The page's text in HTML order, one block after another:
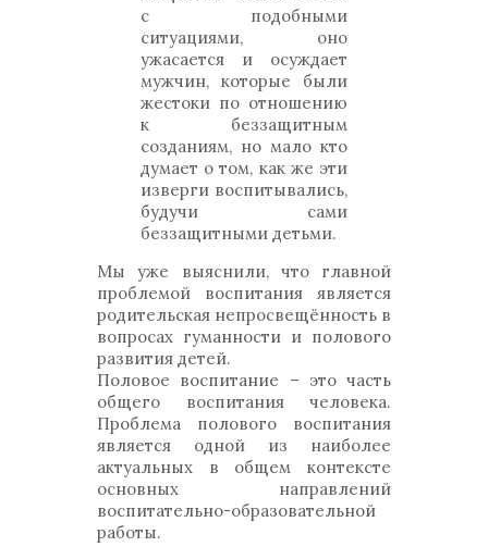
с подобными
ситуациями, оно
ужасается и осуждает
мужчин, которые были
жестоки по отношению
к беззащитным
созданиям, но мало кто
думает о том, как же эти
изверги воспитывались,
будучи сами
беззащитными детьми.
Мы уже выяснили, что главной
проблемой воспитания является
родительская непросвещённость в
вопросах гуманности и полового
развития детей.
Половое воспитание – это часть
общего воспитания человека.
Проблема полового воспитания
является одной из наиболее
актуальных в общем контексте
основных направлений
воспитательно-образовательной
работы.